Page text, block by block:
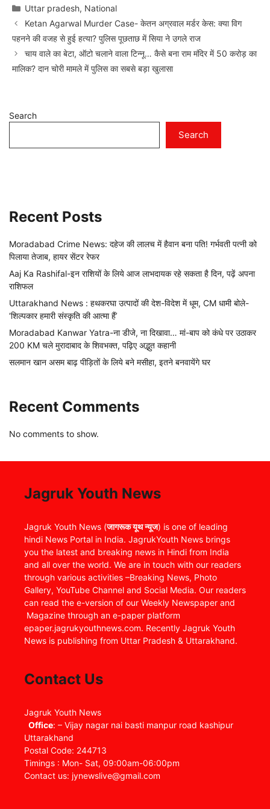
Categories
Uttar pradesh, National
Ketan Agarwal Murder Case- केतन अग्रवाल मर्डर केस: क्या विग
पहनने की वजह से हुई हत्या? पुलिस पूछताछ में सिया ने उगले राज
चाय वाले का बेटा, ऑटो चलाने वाला टिन्नू… कैसे बना राम मंदिर में 50 करोड़ का
मालिक? दान चोरी मामले में पुलिस का सबसे बड़ा खुलासा
Search
Search
Recent Posts
Moradabad Crime News: दहेज की लालच में हैवान बना पति! गर्भवती पत्नी को
पिलाया तेजाब, हायर सेंटर रेफर
Aaj Ka Rashifal-इन राशियों के लिये आज लाभदायक रहे सकता है दिन, पढ़ें अपना
राशिफल
Uttarakhand News : हथकरघा उत्पादों की देश-विदेश में धूम, CM धामी बोले-
‘शिल्पकार हमारी संस्कृति की आत्मा हैं’
Moradabad Kanwar Yatra-ना डीजे, ना दिखावा… मां-बाप को कंधे पर उठाकर
200 KM चले मुरादाबाद के शिवभक्त, पढ़िए अद्भुत कहानी
सलमान खान असम बाढ़ पीड़ितों के लिये बने मसीहा, इतने बनवायेंगे घर
Recent Comments
No comments to show.
Jagruk Youth News
Jagruk Youth News (जागरूक यूथ न्यूज) is one of leading
hindi News Portal in India. JagrukYouth News brings
you the latest and breaking news in Hindi from India
and all over the world. We are in touch with our readers
through various activities –Breaking News, Photo
Gallery, YouTube Channel and Social Media. Our readers
can read the e-version of our Weekly Newspaper and
Magazine through an e-paper platform
epaper.jagrukyouthnews.com. Recently Jagruk Youth
News is publishing from Uttar Pradesh & Uttarakhand.
Contact Us
Jagruk Youth News
Office: – Vijay nagar nai basti manpur road kashipur
Uttarakhand
Postal Code: 244713
Timings : Mon- Sat, 09:00am-06:00pm
Contact us: jynewslive@gmail.com